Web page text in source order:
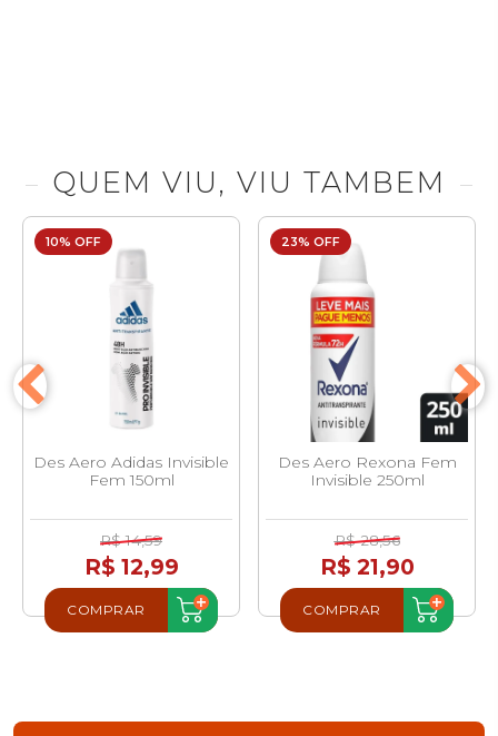
QUEM VIU, VIU TAMBEM
10% OFF
Des Aero Adidas Invisible
Fem 150ml
R$ 14,59
R$ 12,99
COMPRAR
23% OFF
Des Aero Rexona Fem
Invisible 250ml
R$ 28,56
R$ 21,90
COMPRAR